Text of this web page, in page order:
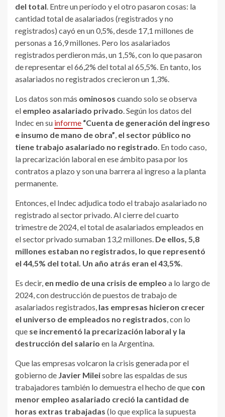
del total. Entre un período y el otro pasaron cosas: la
cantidad total de asalariados (registrados y no
registrados) cayó en un 0,5%, desde 17,1 millones de
personas a 16,9 millones. Pero los asalariados
registrados perdieron más, un 1,5%, con lo que pasaron
de representar el 66,2% del total al 65,5%. En tanto, los
asalariados no registrados crecieron un 1,3%.
Los datos son más ominosos cuando solo se observa
el empleo asalariado privado. Según los datos del
Indec en su informe “Cuenta de generación del ingreso
e insumo de mano de obra”, el sector público no
tiene trabajo asalariado no registrado. En todo caso,
la precarización laboral en ese ámbito pasa por los
contratos a plazo y son una barrera al ingreso a la planta
permanente.
Entonces, el Indec adjudica todo el trabajo asalariado no
registrado al sector privado. Al cierre del cuarto
trimestre de 2024, el total de asalariados empleados en
el sector privado sumaban 13,2 millones. De ellos, 5,8
millones estaban no registrados, lo que representó
el 44,5% del total. Un año atrás eran el 43,5%.
Es decir, en medio de una crisis de empleo a lo largo de
2024, con destrucción de puestos de trabajo de
asalariados registrados, las empresas hicieron crecer
el universo de empleados no registrados, con lo
que se incrementó la precarización laboral y la
destrucción del salario en la Argentina.
Que las empresas volcaron la crisis generada por el
gobierno de Javier Mileisobre las espaldas de sus
trabajadores también lo demuestra el hecho de que con
menor empleo asalariado creció la cantidad de
horas extras trabajadas (lo que explica la supuesta